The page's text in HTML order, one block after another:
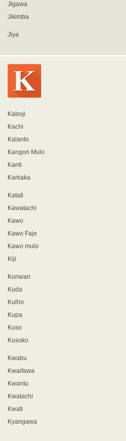
Jigawa
Jikimba
Jiya
Kaboji
Kachi
Kalanto
Kangon Mulo
Kanti
Karkaka
Katati
Kawatachi
Kawo
Kawo Faje
Kawo mulo
Kiji
Konwan
Kuda
Kulho
Kupa
Kuso
Kusoko
Kwabu
Kwaifawa
Kwantu
Kwatachi
Kwati
Kyangawa